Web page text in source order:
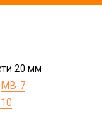
20 мм
MB-7